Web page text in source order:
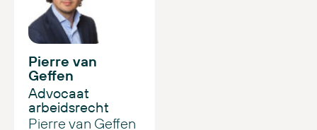
Pierre van
Geffen
Advocaat
arbeidsrecht
Pierre van Geffen